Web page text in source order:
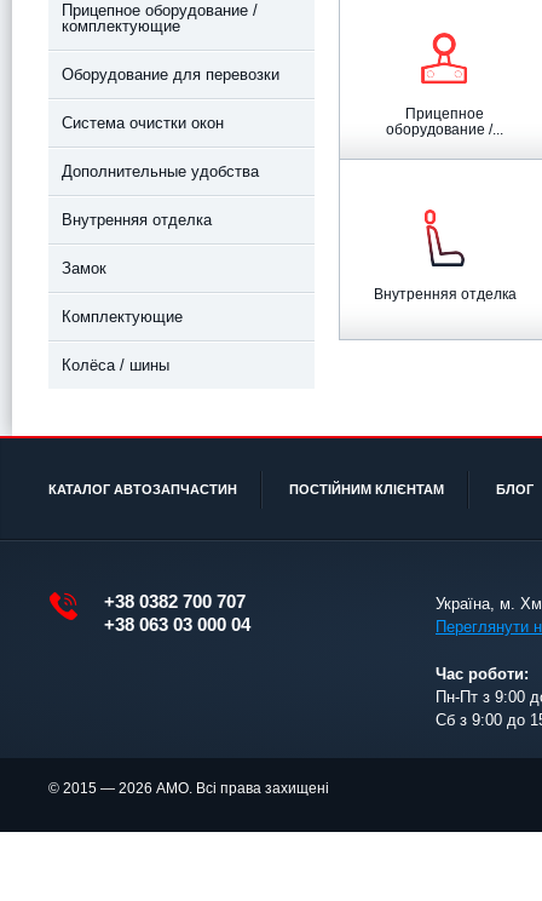
Прицепное оборудование /
комплектующие
Оборудование для перевозки
Система очистки окон
Дополнительные удобства
Внутренняя отделка
Замок
Комплектующие
Колёса / шины
Прицепное
оборудование /...
Внутренняя отделка
КАТАЛОГ АВТОЗАПЧАСТИН ПОСТІЙНИМ КЛІЄНТАМ БЛОГ
+38 0382 700 707
+38 063 03 000 04
Україна, м.
Переглянути
Час роботи:
Пн-Пт з 9:00
Сб з 9:00 до
© 2015 — 2026 АМО. Всі права захищені